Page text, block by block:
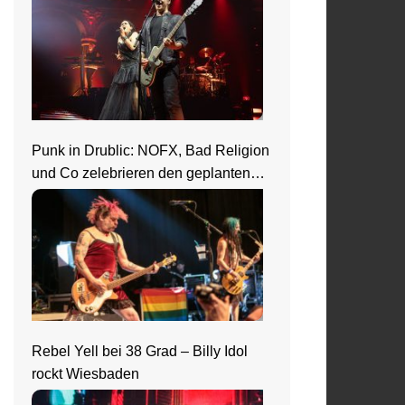
Punk in Drublic: NOFX, Bad Religion
und Co zelebrieren den geplanten
Ausnahmezustand
Rebel Yell bei 38 Grad – Billy Idol
rockt Wiesbaden